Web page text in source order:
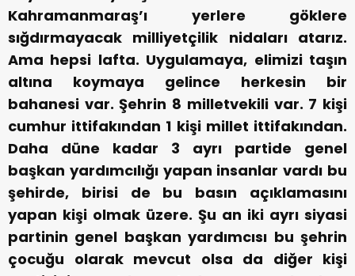
Kahramanmaraş’ı yerlere göklere
sığdırmayacak milliyetçilik nidaları atarız.
Ama hepsi lafta. Uygulamaya, elimizi taşın
altına koymaya gelince herkesin bir
bahanesi var. Şehrin 8 milletvekili var. 7 kişi
cumhur ittifakından 1 kişi millet ittifakından.
Daha düne kadar 3 ayrı partide genel
başkan yardımcılığı yapan insanlar vardı bu
şehirde, birisi de bu basın açıklamasını
yapan kişi olmak üzere. Şu an iki ayrı siyasi
partinin genel başkan yardımcısı bu şehrin
çocuğu olarak mevcut olsa da diğer kişi